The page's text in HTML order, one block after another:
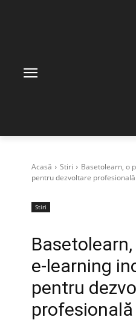
Acasă Stiri
Basetolearn, o
pentru dezvoltare profesională
Stiri
e-learning
pentru
profesională